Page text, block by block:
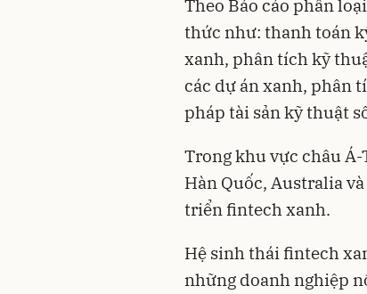
Theo Báo cáo phân
thức như: thanh toán
xanh, phân tích kỹ
các dự án xanh, phân
pháp tài sản kỹ thuật
Trong khu vực châu
Hàn Quốc, Australia
triển fintech xanh.
Hệ sinh thái fintech
những doanh nghiệp